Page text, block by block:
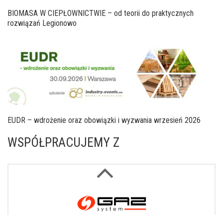
BIOMASA W CIEPŁOWNICTWIE – od teorii do praktycznych
rozwiązań Legionowo
EUDR – wdrożenie oraz obowiązki i wyzwania wrzesień 2026
WSPÓŁPRACUJEMY Z